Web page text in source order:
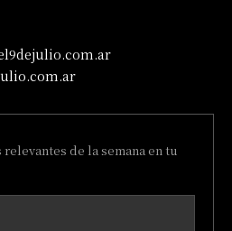
de la semana en tu